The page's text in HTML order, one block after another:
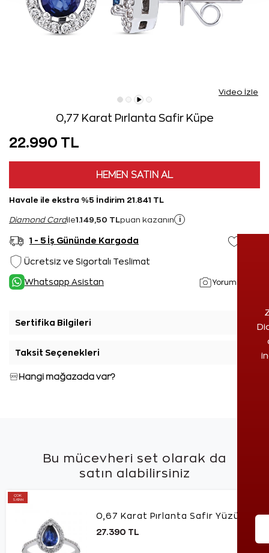
Video İzle
0,77 Karat Pırlanta Safir Küpe
22.990 TL
HEMEN SATIN AL
Havale ile ekstra %5 İndirim 21.841 TL
Diamond Cardile1.149,50 TL puan kazanın i
1 - 5 İş Gününde Kargoda
Ücretsiz ve Sigortalı Teslimat
Whatsapp Asistan Yorumlar(1)
Sertifika Bilgileri
Taksit Seçenekleri
Hangi mağazada var?
Bu mücevheri set olarak da
satın alabilirsiniz
ÇOK
SATAN
0,67 Karat Pırlanta Safir Yüzük
27.390 TL